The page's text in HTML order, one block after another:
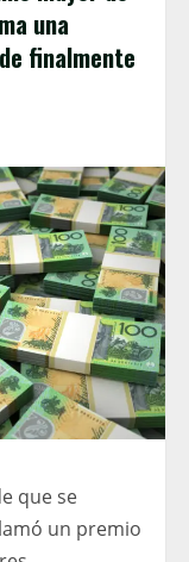
una
finalmente
que se
un premio